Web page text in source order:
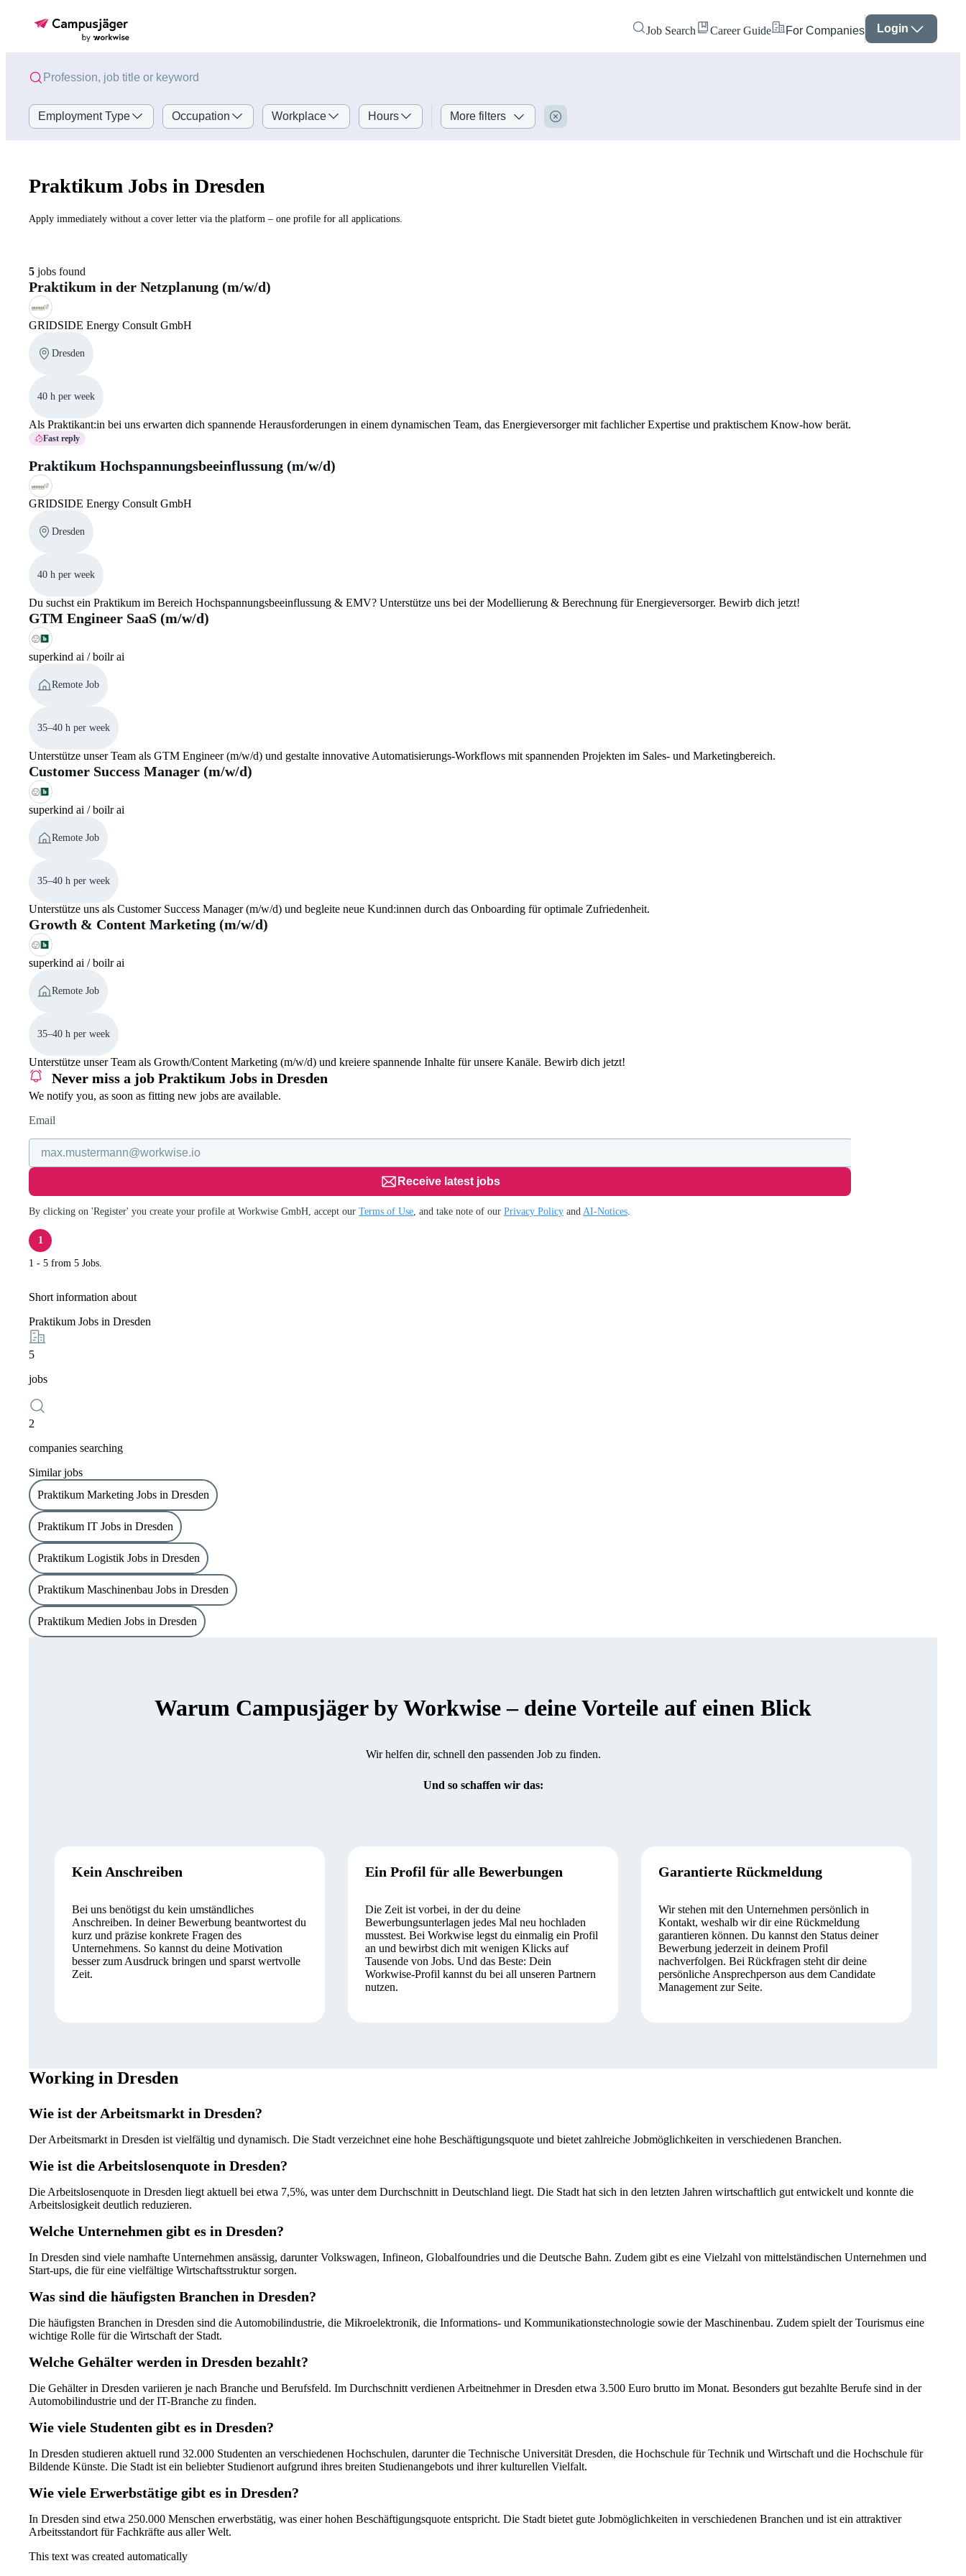
Job Search Career Guide For Companies Login
Employment Type Occupation Workplace Hours More filters
Praktikum Jobs in Dresden
Apply immediately without a cover letter via the platform – one profile for all applications.
5 jobs found
Praktikum in der Netzplanung (m/w/d)
GRIDSIDE Energy Consult GmbH
Dresden
40 h per week
Als Praktikant:in bei uns erwarten dich spannende Herausforderungen in einem dynamischen Team, das Energieversorger mit fachlicher Expertise und praktischem Know-how berät.
Fast reply
Praktikum Hochspannungsbeeinflussung (m/w/d)
GRIDSIDE Energy Consult GmbH
Dresden
40 h per week
Du suchst ein Praktikum im Bereich Hochspannungsbeeinflussung & EMV? Unterstütze uns bei der Modellierung & Berechnung für Energieversorger. Bewirb dich jetzt!
GTM Engineer SaaS (m/w/d)
superkind ai / boilr ai
Remote Job
35–40 h per week
Unterstütze unser Team als GTM Engineer (m/w/d) und gestalte innovative Automatisierungs-Workflows mit spannenden Projekten im Sales- und Marketingbereich.
Customer Success Manager (m/w/d)
superkind ai / boilr ai
Remote Job
35–40 h per week
Unterstütze uns als Customer Success Manager (m/w/d) und begleite neue Kund:innen durch das Onboarding für optimale Zufriedenheit.
Growth & Content Marketing (m/w/d)
superkind ai / boilr ai
Remote Job
35–40 h per week
Unterstütze unser Team als Growth/Content Marketing (m/w/d) und kreiere spannende Inhalte für unsere Kanäle. Bewirb dich jetzt!
Never miss a job Praktikum Jobs in Dresden
We notify you, as soon as fitting new jobs are available.
Email
Receive latest jobs
By clicking on 'Register' you create your profile at Workwise GmbH, accept ourTerms of Use , and take note of ourPrivacy Policy and AI-Notices
1
1 - 5 from 5 Jobs.
Short information about
Praktikum Jobs in Dresden
5
jobs
2
companies searching
Similar jobs
Praktikum Marketing Jobs in Dresden
Praktikum IT Jobs in Dresden
Praktikum Logistik Jobs in Dresden
Praktikum Maschinenbau Jobs in Dresden
Praktikum Medien Jobs in Dresden
Warum Campusjäger by Workwise – deine Vorteile auf einen Blick
Wir helfen dir, schnell den passenden Job zu finden.
Und so schaffen wir das:
Kein Anschreiben
Bei uns benötigst du kein umständliches
Anschreiben. In deiner Bewerbung beantwortest du
kurz und präzise konkrete Fragen des
Unternehmens. So kannst du deine Motivation
besser zum Ausdruck bringen und sparst wertvolle
Zeit.
Ein Profil für alle Bewerbungen
Die Zeit ist vorbei, in der du deine
Bewerbungsunterlagen jedes Mal neu hochladen
musstest. Bei Workwise legst du einmalig ein Profil
an und bewirbst dich mit wenigen Klicks auf
Tausende von Jobs. Und das Beste: Dein
Workwise-Profil kannst du bei all unseren Partnern
nutzen.
Garantierte Rückmeldung
Wir stehen mit den Unternehmen persönlich in
Kontakt, weshalb wir dir eine Rückmeldung
garantieren können. Du kannst den Status deiner
Bewerbung jederzeit in deinem Profil
nachverfolgen. Bei Rückfragen steht dir deine
persönliche Ansprechperson aus dem Candidate
Management zur Seite.
Working in Dresden
Wie ist der Arbeitsmarkt in Dresden?
Der Arbeitsmarkt in Dresden ist vielfältig und dynamisch. Die Stadt verzeichnet eine hohe Beschäftigungsquote und bietet zahlreiche Jobmöglichkeiten in verschiedenen Branchen.
Wie ist die Arbeitslosenquote in Dresden?
Die Arbeitslosenquote in Dresden liegt aktuell bei etwa 7,5%, was unter dem Durchschnitt in Deutschland liegt. Die Stadt hat sich in den letzten Jahren wirtschaftlich gut entwickelt und konnte die
Arbeitslosigkeit deutlich reduzieren.
Welche Unternehmen gibt es in Dresden?
In Dresden sind viele namhafte Unternehmen ansässig, darunter Volkswagen, Infineon, Globalfoundries und die Deutsche Bahn. Zudem gibt es eine Vielzahl von mittelständischen Unternehmen und
Start-ups, die für eine vielfältige Wirtschaftsstruktur sorgen.
Was sind die häufigsten Branchen in Dresden?
Die häufigsten Branchen in Dresden sind die Automobilindustrie, die Mikroelektronik, die Informations- und Kommunikationstechnologie sowie der Maschinenbau. Zudem spielt der Tourismus eine
wichtige Rolle für die Wirtschaft der Stadt.
Welche Gehälter werden in Dresden bezahlt?
Die Gehälter in Dresden variieren je nach Branche und Berufsfeld. Im Durchschnitt verdienen Arbeitnehmer in Dresden etwa 3.500 Euro brutto im Monat. Besonders gut bezahlte Berufe sind in der
Automobilindustrie und der IT-Branche zu finden.
Wie viele Studenten gibt es in Dresden?
In Dresden studieren aktuell rund 32.000 Studenten an verschiedenen Hochschulen, darunter die Technische Universität Dresden, die Hochschule für Technik und Wirtschaft und die Hochschule für
Bildende Künste. Die Stadt ist ein beliebter Studienort aufgrund ihres breiten Studienangebots und ihrer kulturellen Vielfalt.
Wie viele Erwerbstätige gibt es in Dresden?
In Dresden sind etwa 250.000 Menschen erwerbstätig, was einer hohen Beschäftigungsquote entspricht. Die Stadt bietet gute Jobmöglichkeiten in verschiedenen Branchen und ist ein attraktiver
Arbeitsstandort für Fachkräfte aus aller Welt.
This text was created automatically